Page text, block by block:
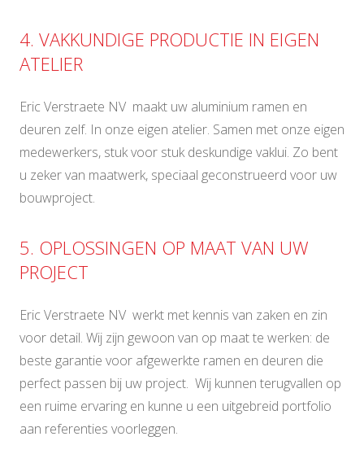
4. VAKKUNDIGE PRODUCTIE IN EIGEN
ATELIER
Eric Verstraete NV maakt uw aluminium ramen en
deuren zelf. In onze eigen atelier. Samen met onze eigen
medewerkers, stuk voor stuk deskundige vaklui. Zo bent
u zeker van maatwerk, speciaal geconstrueerd voor uw
bouwproject.
5. OPLOSSINGEN OP MAAT VAN UW
PROJECT
Eric Verstraete NV werkt met kennis van zaken en zin
voor detail. Wij zijn gewoon van op maat te werken: de
beste garantie voor afgewerkte ramen en deuren die
perfect passen bij uw project. Wij kunnen terugvallen op
een ruime ervaring en kunne u een uitgebreid portfolio
aan referenties voorleggen.